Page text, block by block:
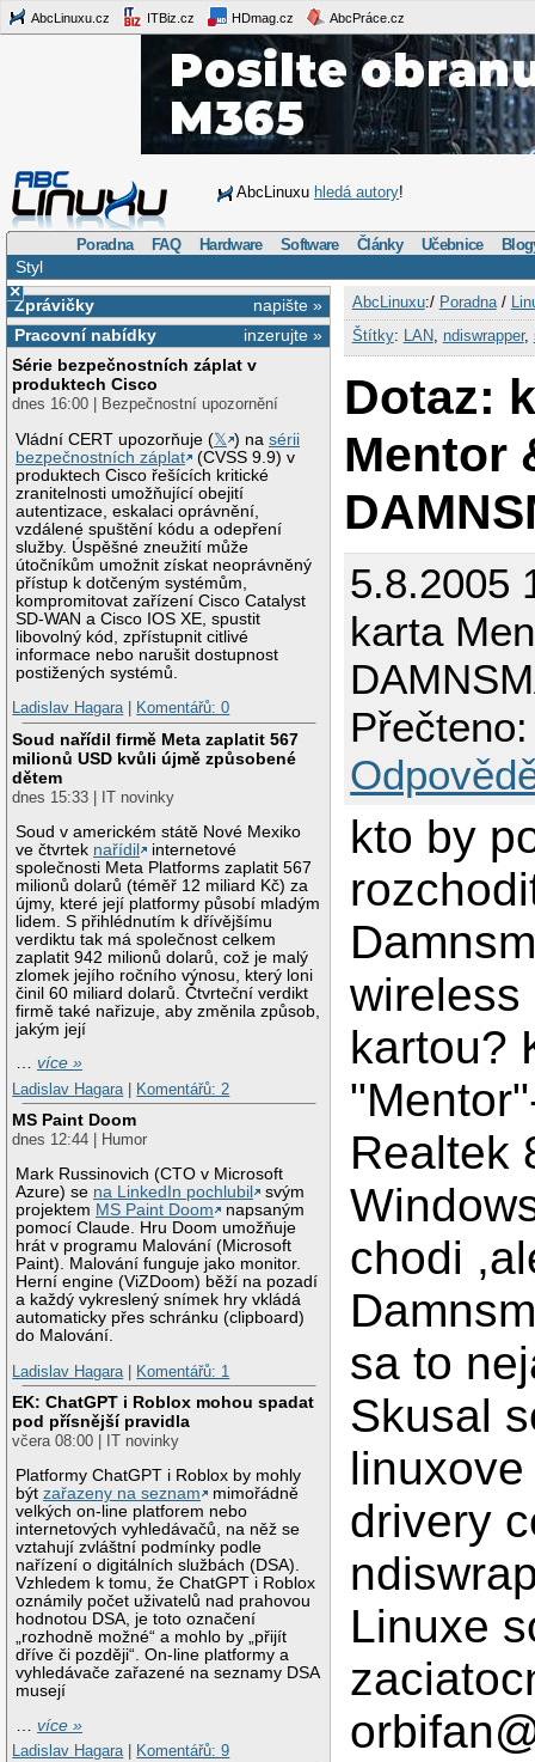
AbcLinuxu.cz ITBiz.cz HDmag.cz AbcPráce.cz
AbcLinuxu hledá autory!
Poradna FAQ Hardware Software Články Učebnice
Styl
×
napište »
Zprávičky
inzerujte »
Pracovní nabídky
Série bezpečnostních záplat v
produktech Cisco
dnes 16:00 | Bezpečnostní upozornění
Vládní CERT upozorňuje (𝕏 ) nasérii
bezpečnostních záplat
(CVSS 9.9) v
produktech Cisco řešících kritické
zranitelnosti umožňující obejití
autentizace, eskalaci oprávnění,
vzdálené spuštění kódu a odepření
služby. Úspěšné zneužití může
útočníkům umožnit získat neoprávněný
přístup k dotčeným systémům,
kompromitovat zařízení Cisco Catalyst
SD-WAN a Cisco IOS XE, spustit
libovolný kód, zpřístupnit citlivé
informace nebo narušit dostupnost
postižených systémů.
Ladislav Hagara| Komentářů: 0
Soud nařídil firmě Meta zaplatit 567
milionů USD kvůli újmě způsobené
dětem
dnes 15:33 | IT novinky
Soud v americkém státě Nové Mexiko
ve čtvrtek nařídil
internetové
společnosti Meta Platforms zaplatit 567
milionů dolarů (téměř 12 miliard Kč) za
újmy, které její platformy působí mladým
lidem. S přihlédnutím k dřívějšímu
verdiktu tak má společnost celkem
zaplatit 942 milionů dolarů, což je malý
zlomek jejího ročního výnosu, který loni
činil 60 miliard dolarů. Čtvrteční verdikt
firmě také nařizuje, aby změnila způsob,
jakým její
…více »
Ladislav Hagara
Komentářů: 2
MS Paint Doom
dnes 12:44 | Humor
Mark Russinovich (CTO v Microsoft
Azure) se na LinkedIn pochlubil
svým
projektem MS Paint Doom
napsaným
pomocí Claude. Hru Doom umožňuje
hrát v programu Malování (Microsoft
Paint). Malování funguje jako monitor.
Herní engine (ViZDoom) běží na pozadí
a každý vykreslený snímek hry vkládá
automaticky přes schránku (clipboard)
do Malování.
Ladislav Hagara
Komentářů: 1
EK: ChatGPT i Roblox mohou spadat
pod přísnější pravidla
včera 08:00 | IT novinky
Platformy ChatGPT i Roblox by mohly
býtzařazeny na seznam
mimořádně
velkých on-line platforem nebo
internetových vyhledávačů, na něž se
vztahují zvláštní podmínky podle
nařízení o digitálních službách (DSA).
Vzhledem k tomu, že ChatGPT i Roblox
oznámily počet uživatelů nad prahovou
hodnotou DSA, je toto označení
„rozhodně možné“ a mohlo by „přijít
dříve či později“. On-line platformy a
vyhledávače zařazené na seznamy DSA
musejí
…více »
Ladislav Hagara| Komentářů: 9
AbcLinuxu:/ Poradna/
Štítky: LAN, ndiswrapper,
Dotaz:
Mentor
5.8.2005
karta
kto by
wireless
kartou?
Realtek
chodi
sa to
Skusal
drivery
Linuxe